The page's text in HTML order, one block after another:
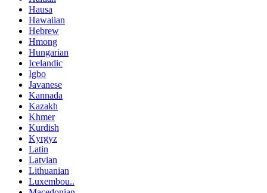
Hausa
Hawaiian
Hebrew
Hmong
Hungarian
Icelandic
Igbo
Javanese
Kannada
Kazakh
Khmer
Kurdish
Kyrgyz
Latin
Latvian
Lithuanian
Luxembou..